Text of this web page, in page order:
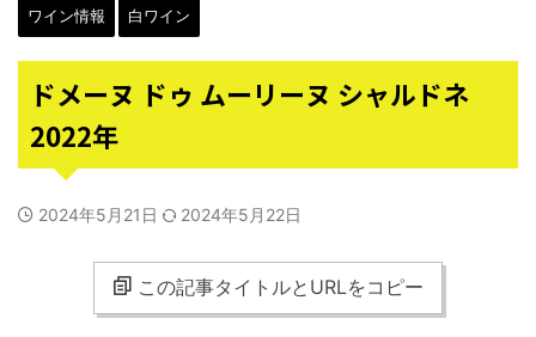
ワイン情報 白ワイン
ドメーヌ ドゥ ムーリーヌ シャルドネ
2022年
2024年5月21日 2024年5月22日
この記事タイトルとURLをコピー